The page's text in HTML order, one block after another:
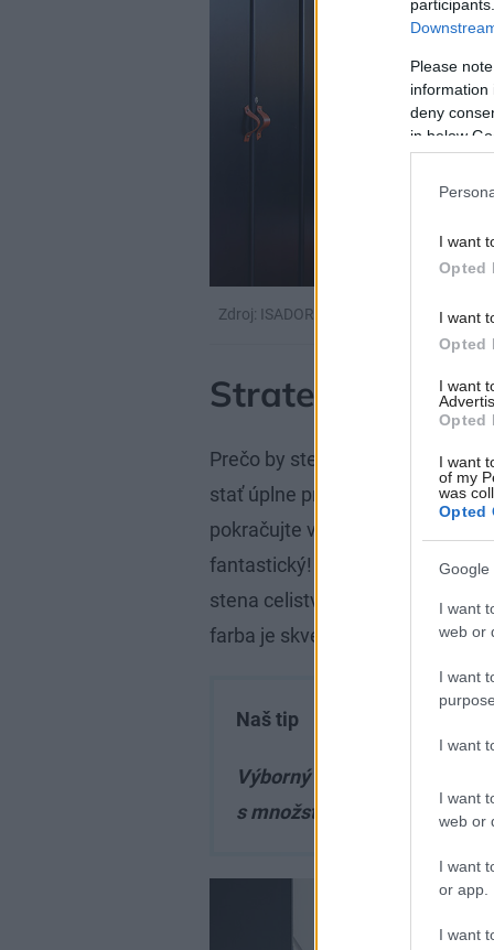
Please
information
deny
in below
I want
Opted
I want
Opted
I want
Opted
I want
of my
was
Opted
Google
I want
web or
I want
I want
I want
web or
I want
or app.
I want
Zdroj: ISADORY FABIAN
Stratené dvere
Prečo by ste mali zastaviť svoj
stať úplne prirodzenou
pokračujte vo svojom farebnom
fantastický! Menšia kuchynská
stena celistvosť. Ak si chcete
farba je skvelá voľba.
Naš tip
Výborný nápad, ako
s množstvom dverí.